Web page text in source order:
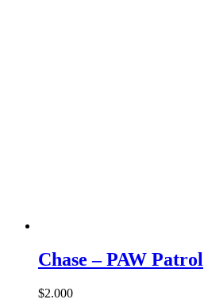
Chase – PAW Patrol
$2.000